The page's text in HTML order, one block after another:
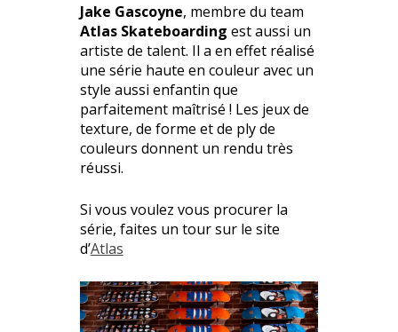
Jake Gascoyne, membre du team
Atlas Skateboarding est aussi un
artiste de talent. Il a en effet réalisé
une série haute en couleur avec un
style aussi enfantin que
parfaitement maîtrisé ! Les jeux de
texture, de forme et de ply de
couleurs donnent un rendu très
réussi.
Si vous voulez vous procurer la
série, faites un tour sur le site
d’Atlas